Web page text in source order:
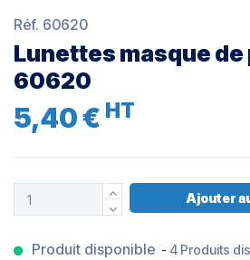
Réf. 60620
Lunettes masque
60620
5,40 € HT
Ajouter
Produit disponible - 4 Produits